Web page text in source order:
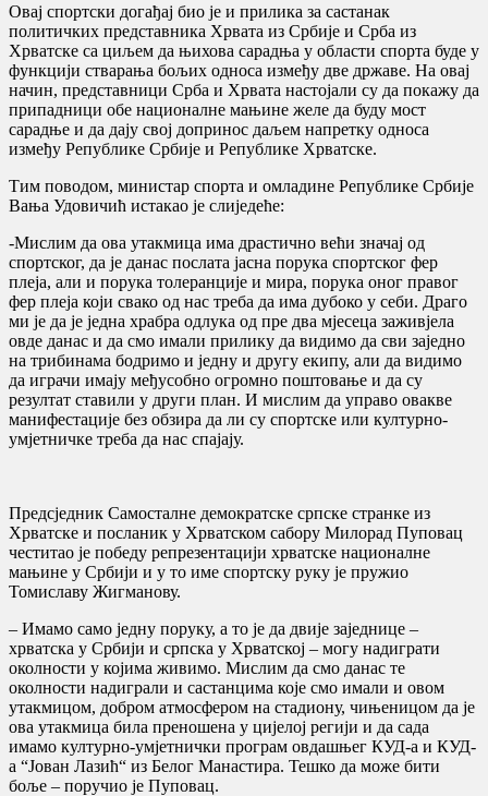
Овај спортски догађај био је и прилика за састанак
политичких представника Хрвата из Србије и Срба из
Хрватске са циљем да њихова сарадња у области спорта буде у
функцији стварања бољих односа између две државе. На овај
начин, представници Срба и Хрвата настојали су да покажу да
припадници обе националне мањине желе да буду мост
сарадње и да дају свој допринос даљем напретку односа
између Републике Србије и Републике Хрватске.
Тим поводом, министар спорта и омладине Републике Србије
Вања Удовичић истакао је слиједеће:
-Мислим да ова утакмица има драстично већи значај од
спортског, да је данас послата јасна порука спортског фер
плеја, али и порука толеранције и мира, порука оног правог
фер плеја који свако од нас треба да има дубоко у себи. Драго
ми је да је једна храбра одлука од пре два мјесеца заживјела
овде данас и да смо имали прилику да видимо да сви заједно
на трибинама бодримо и једну и другу екипу, али да видимо
да играчи имају међусобно огромно поштовање и да су
резултат ставили у други план. И мислим да управо овакве
манифестације без обзира да ли су спортске или културно-
умјетничке треба да нас спајају.
Предсједник Самосталне демократске српске странке из
Хрватске и посланик у Хрватском сабору Милорад Пуповац
честитао је победу репрезентацији хрватске националне
мањине у Србији и у то име спортску руку је пружио
Томиславу Жигманову.
– Имамо само једну поруку, а то је да двије заједнице –
хрватска у Србији и српска у Хрватској – могу надиграти
околности у којима живимо. Мислим да смо данас те
околности надиграли и састанцима које смо имали и овом
утакмицом, добром атмосфером на стадиону, чињеницом да је
ова утакмица била преношена у цијелој регији и да сада
имамо културно-умјетнички програм овдашњег КУД-а и КУД-
а “Јован Лазић“ из Белог Манастира. Тешко да може бити
боље – поручио је Пуповац.